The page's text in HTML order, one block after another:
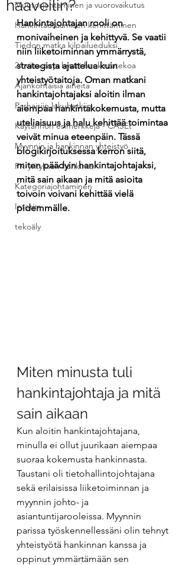
Muutosjohtaminen ja vuorovaikutus
Hankintaosaamisen kehittäminen
Tiedon matka kilpailueduksi
24 viisasta ja hyvää hankintatekoa
Ajankohtaisia aiheita
Parhaisiin lukuhetkiin
Käytännön esimerkkejä - CASEt
Myynnin ja hankinnan yhteistyö
PK-yrityksen hankinta
Kategoriajohtaminen
Interim
tekoäly
haaveilin?
Hankintajohtajan rooli on
monivaiheinen ja kehittyvä. Se vaatii
niin liiketoiminnan ymmärrystä,
strategista ajattelua kuin
yhteistyötaitoja. Oman matkani
hankintajohtajaksi aloitin ilman
aiempaa hankintakokemusta, mutta
uteliaisuus ja halu kehittää toimintaa
veivät minua eteenpäin. Tässä
blogikirjoituksessa kerron siitä,
miten päädyin hankintajohtajaksi,
mitä sain aikaan ja mitä asioita
toivoin voivani kehittää vielä
pidemmälle.
Miten minusta tuli
hankintajohtaja ja mitä
sain aikaan
Kun aloitin hankintajohtajana,
minulla ei ollut juurikaan aiempaa
suoraa kokemusta hankinnasta.
Taustani oli tietohallintojohtajana
sekä erilaisissa liiketoiminnan ja
myynnin johto- ja
asiantuntijarooleissa. Myynnin
parissa työskennellessäni olin tehnyt
yhteistyötä hankinnan kanssa ja
oppinut ymmärtämään sen